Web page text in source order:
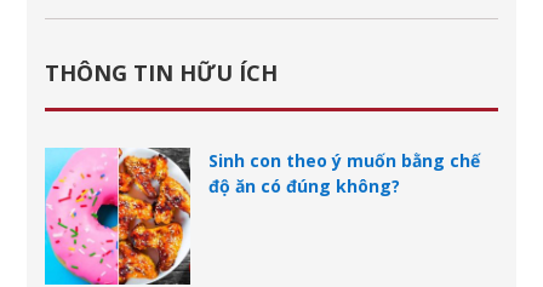
THÔNG TIN HỮU ÍCH
Sinh con theo ý muốn bằng chế
độ ăn có đúng không?